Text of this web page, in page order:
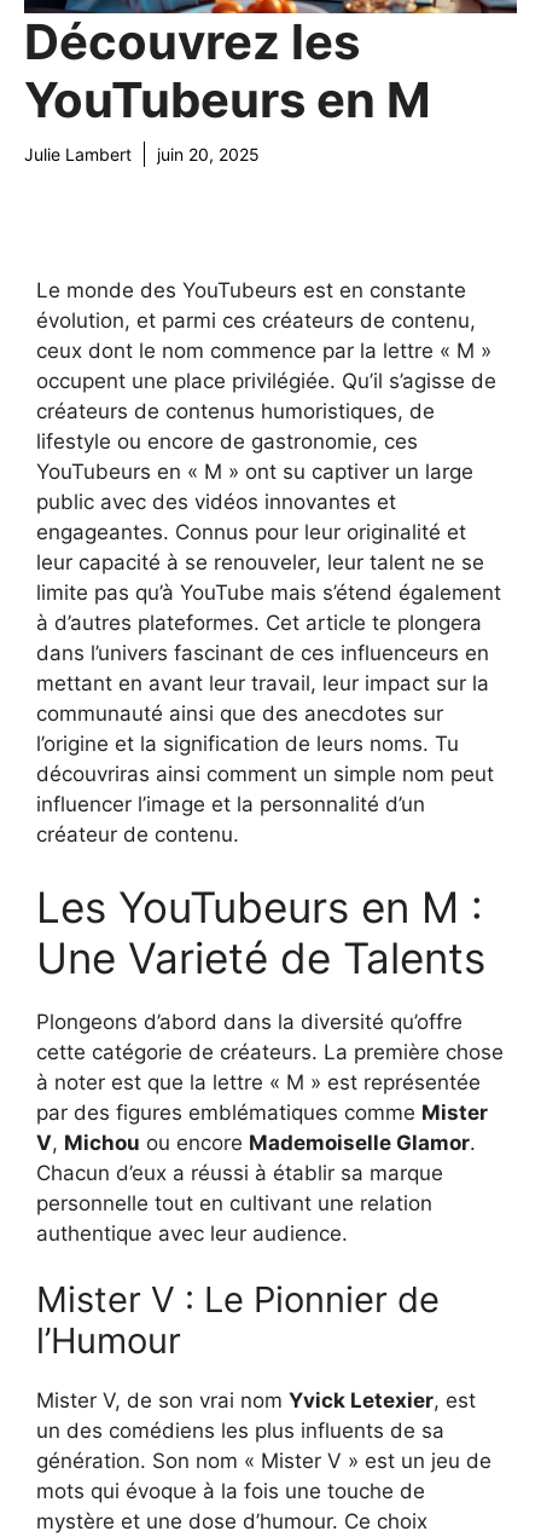
Découvrez les
YouTubeurs en M
Julie Lambert juin 20, 2025
Le monde des YouTubeurs est en constante
évolution, et parmi ces créateurs de contenu,
ceux dont le nom commence par la lettre « M »
occupent une place privilégiée. Qu’il s’agisse de
créateurs de contenus humoristiques, de
lifestyle ou encore de gastronomie, ces
YouTubeurs en « M » ont su captiver un large
public avec des vidéos innovantes et
engageantes. Connus pour leur originalité et
leur capacité à se renouveler, leur talent ne se
limite pas qu’à YouTube mais s’étend également
à d’autres plateformes. Cet article te plongera
dans l’univers fascinant de ces influenceurs en
mettant en avant leur travail, leur impact sur la
communauté ainsi que des anecdotes sur
l’origine et la signification de leurs noms. Tu
découvriras ainsi comment un simple nom peut
influencer l’image et la personnalité d’un
créateur de contenu.
Les YouTubeurs en M :
Une Varieté de Talents
Plongeons d’abord dans la diversité qu’offre
cette catégorie de créateurs. La première chose
à noter est que la lettre « M » est représentée
par des figures emblématiques comme Mister
V, Michou ou encore Mademoiselle Glamor.
Chacun d’eux a réussi à établir sa marque
personnelle tout en cultivant une relation
authentique avec leur audience.
Mister V : Le Pionnier de
l’Humour
Mister V, de son vrai nom Yvick Letexier, est
un des comédiens les plus influents de sa
génération. Son nom « Mister V » est un jeu de
mots qui évoque à la fois une touche de
mystère et une dose d’humour. Ce choix